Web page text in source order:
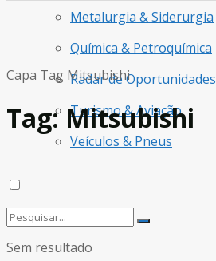
Metalurgia & Siderurgia
Química & Petroquímica
Radar de Oportunidades
Turismo & Aviação
Veículos & Pneus
Sem resultado
Capa Tag Mitsubishi
Tag:Mitsubishi